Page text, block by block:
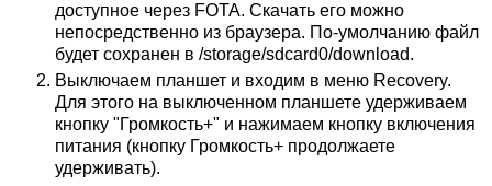
доступное через FOTA. Скачать его можно
непосредственно из браузера. По-умолчанию файл
будет сохранен в /storage/sdcard0/download.
Выключаем планшет и входим в меню Recovery.
Для этого на выключенном планшете удерживаем
кнопку "Громкость+" и нажимаем кнопку включения
питания (кнопку Громкость+ продолжаете
удерживать).